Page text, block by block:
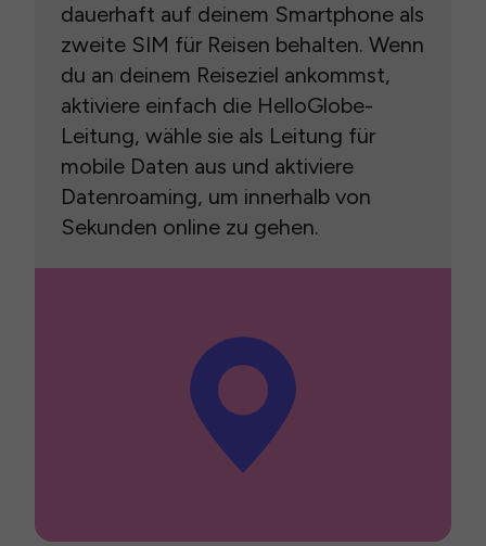
dauerhaft auf deinem Smartphone als
zweite SIM für Reisen behalten. Wenn
du an deinem Reiseziel ankommst,
aktiviere einfach die HelloGlobe-
Leitung, wähle sie als Leitung für
mobile Daten aus und aktiviere
Datenroaming, um innerhalb von
Sekunden online zu gehen.